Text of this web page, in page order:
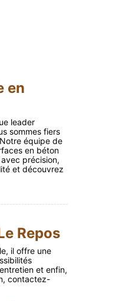
en
leader
sommes fiers
équipe de
en béton
précision,
et découvrez
Repos
il offre une
et enfin,
contactez-